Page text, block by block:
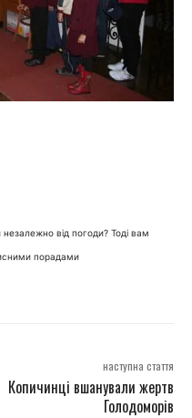
від погоди? Тоді вам
порадами
наступна стаття
Копичинці вшанували жертв
Голодоморів